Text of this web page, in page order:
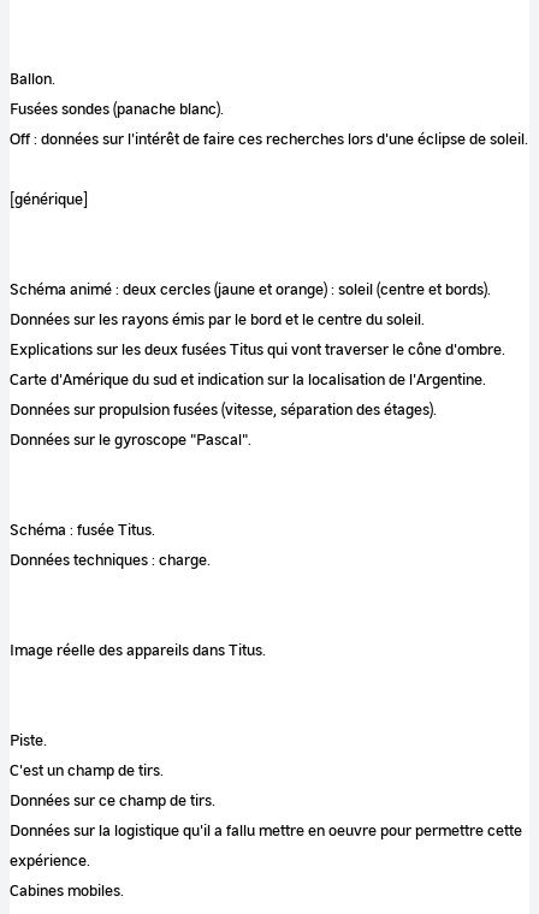
Ballon.
Fusées sondes (panache blanc).
Off : données sur l'intérêt de faire ces recherches lors d'une éclipse de soleil.
[générique]
Schéma animé : deux cercles (jaune et orange) : soleil (centre et bords).
Données sur les rayons émis par le bord et le centre du soleil.
Explications sur les deux fusées Titus qui vont traverser le cône d'ombre.
Carte d'Amérique du sud et indication sur la localisation de l'Argentine.
Données sur propulsion fusées (vitesse, séparation des étages).
Données sur le gyroscope "Pascal".
Schéma : fusée Titus.
Données techniques : charge.
Image réelle des appareils dans Titus.
Piste.
C'est un champ de tirs.
Données sur ce champ de tirs.
Données sur la logistique qu'il a fallu mettre en oeuvre pour permettre cette
expérience.
Cabines mobiles.